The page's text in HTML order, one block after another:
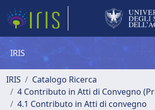
IRIS
IRIS
Catalogo Ricerca
4 Contributo in Atti di Convegno
4.1 Contributo in Atti di convegno